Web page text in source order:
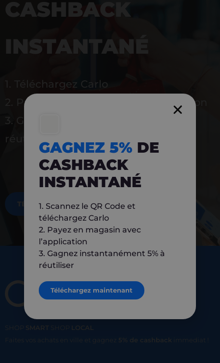
CASHBACK
INSTANTANÉ
1. Téléchargez Carlo
2. Payez en magasin avec l’application
3. Gagnez instantanément 5 % à
réutiliser
TÉLÉCHARGEZ MAINTENANT
SHOP SMART SHOP
LOCAL
Faites vos achats en ville et gagnez 5% de cashback immediat !
GAGNEZ 5% DE
CASHBACK
INSTANTANÉ
1. Scannez le QR Code et
téléchargez Carlo
2. Payez en magasin avec
l’application
3. Gagnez instantanément 5% à
réutiliser
Téléchargez maintenant